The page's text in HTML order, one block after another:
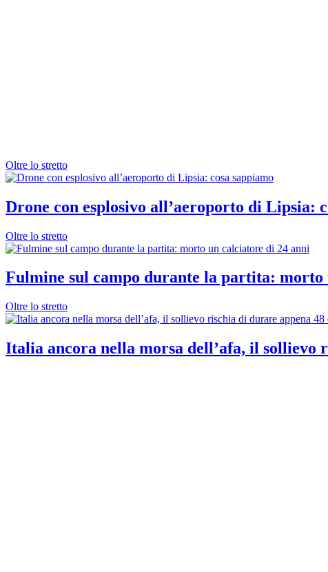
Oltre lo stretto
Drone con esplosivo all’aeroporto di Lipsia:
Oltre lo stretto
Fulmine sul campo durante la partita: morto
Oltre lo stretto
Italia ancora nella morsa dell’afa, il sollievo